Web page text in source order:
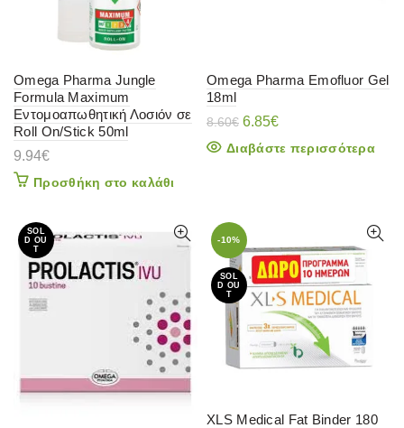
Omega Pharma Jungle
Formula Maximum
Εντομοαπωθητική Λοσιόν σε
Roll On/Stick 50ml
9.94€
Προσθήκη στο καλάθι
Omega Pharma Emofluor Gel
18ml
8.60€ Original
was:
6.85€Η
τιμή
Διαβάστε περισσότερα
SOL
D OU
T
-10%
SOL
D OU
T
XLS Medical Fat Binder 180